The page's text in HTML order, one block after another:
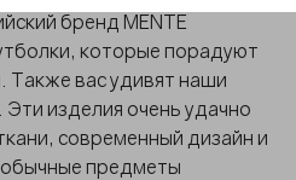
бренд MENTE
, которые порадуют
Также вас удивят наши
. Эти изделия очень удачно
современный дизайн и
предметы